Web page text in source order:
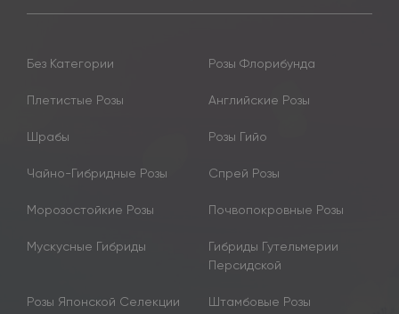
Без Категории Розы Флорибунда
Плетистые Розы Английские Розы
Шрабы Розы Гийо
Чайно-Гибридные Розы Спрей Розы
Морозостойкие Розы Почвопокровные Розы
Мускусные Гибриды
Гибриды Гутельмерии
Персидской
Розы Японской Селекции Штамбовые Розы